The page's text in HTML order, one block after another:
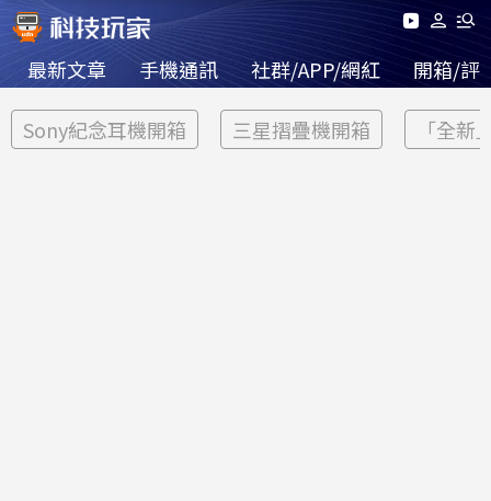
最新文章 手機通訊 社群/APP/網紅 開箱/評
Sony紀念耳機開箱 三星摺疊機開箱 「全新